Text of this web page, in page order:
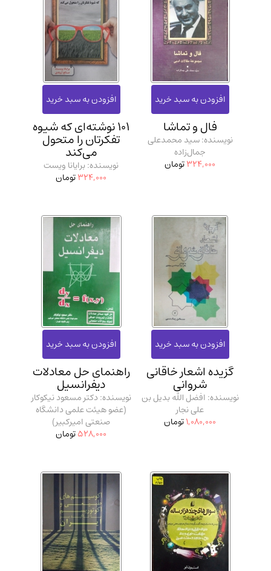
فال و تماشا
نویسنده: سید محمدعلی
جمال‌زاده
324,000تومان
101 نوشته‌ای که شیوه
تفکرتان را متحول
می‌کند
نویسنده: برایانا ویست
324,000تومان
گزیده اشعار خاقانی
شروانی
نویسنده: افضل الله بدیل بن
علی نجار
1,080,000تومان
راهنمای حل معادلات
دیفرانسیل
نویسنده: دکتر مسعود نیکوکار
(عضو هیئت علمی دانشگاه
صنعتی امیرکبیر)
528,000تومان